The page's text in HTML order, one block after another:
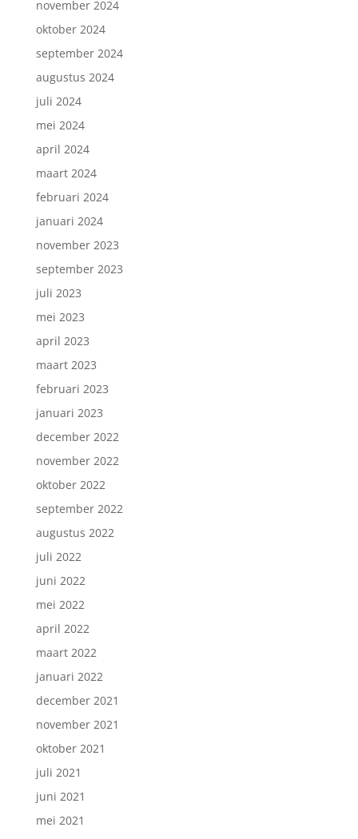
november 2024
oktober 2024
september 2024
augustus 2024
juli 2024
mei 2024
april 2024
maart 2024
februari 2024
januari 2024
november 2023
september 2023
juli 2023
mei 2023
april 2023
maart 2023
februari 2023
januari 2023
december 2022
november 2022
oktober 2022
september 2022
augustus 2022
juli 2022
juni 2022
mei 2022
april 2022
maart 2022
januari 2022
december 2021
november 2021
oktober 2021
juli 2021
juni 2021
mei 2021